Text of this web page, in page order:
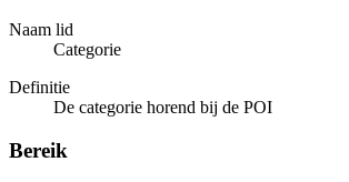
Naam lid
Categorie
Definitie
De categorie horend bij de POI
Bereik